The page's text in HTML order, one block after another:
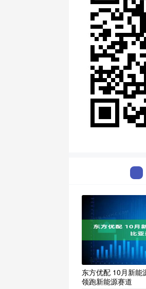
东方优配 10月新能
领跑新能源赛道